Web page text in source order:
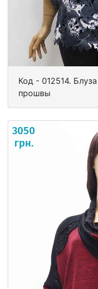
Код - 012514.
прошвы
3050
грн.